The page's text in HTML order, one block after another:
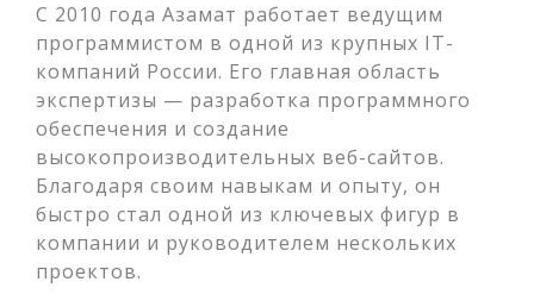
С 2010 года Азамат работает ведущим
программистом в одной из крупных IT-
компаний России. Его главная область
экспертизы — разработка программного
обеспечения и создание
высокопроизводительных веб-сайтов.
Благодаря своим навыкам и опыту, он
быстро стал одной из ключевых фигур в
компании и руководителем нескольких
проектов.